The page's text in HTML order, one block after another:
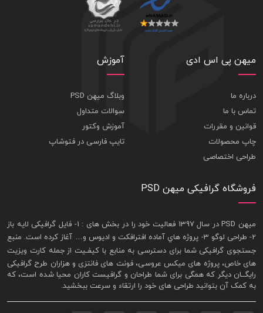
میهن پی اس ادی
درباره ما
تماس با ما
قوانین و مقررات
چاپ محصولات
طراحی اختصاصی
آموزش
وبلاگ میهن PSD
سوالات متداول
آموزش وکتور
تایپ فارسی در فتوشاپ
فروشگاه گرافیکی میهن PSD
ميهن PSD در سال 1397 فعاليت خود را در بخش های : 1-
فايل گرافيکی لايه باز
2- طراحی لوگو 3- پروژه هاي آماده افترافکت و اديوس و… آغاز کرده است. منبع
جستجوی گرافيکی شما برای دسترسی به منابع با کيفـيت از جملهکارت ويزيت
های خاص، پروژه های ميکس عروسی، فونت های فانتزی و هزاران طرح گرافیکی
رايگــان ديگر که همگی برای شما طراحان و گرافيست کاران محيا شده است، که
به کمک آن بتوانيد طراحی های خود را ارتقاء و سرعت ببخشيد.